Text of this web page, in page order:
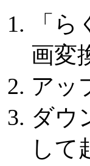
「
画変
アッ
ダウ
して